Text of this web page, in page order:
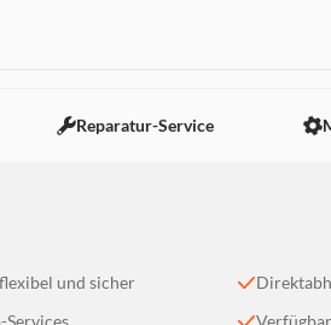
Reparatur-Service
und sicher
Services